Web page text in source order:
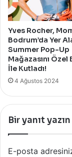
Yves Rocher,
Bodrum’da Yer
Summer Pop-Up
Mağazasını Özel
İle Kutladı!
4 Ağustos 2024
Bir yanıt yazın
E-posta